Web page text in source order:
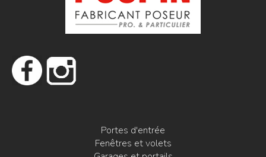
Portes d'entrée
Fenêtres et volets